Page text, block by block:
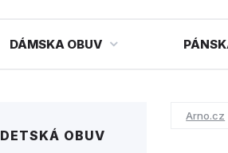
DÁMSKA OBUV
DETSKÁ OBUV
Arno.cz